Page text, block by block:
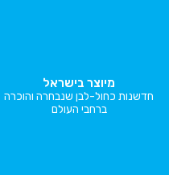
מיוצר בישראל
חדשנות כחול-לבן שנבחרה והוכרה
ברחבי העולם